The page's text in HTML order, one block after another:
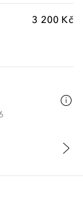
3 200 Kč